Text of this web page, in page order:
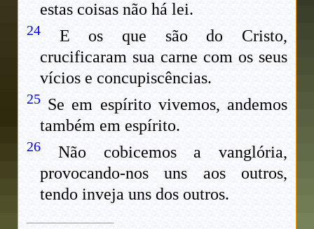
estas coisas não há lei.
24 E os que são do Cristo,
crucificaram sua carne com os seus
vícios e concupiscências.
25 Se em espírito vivemos, andemos
também em espírito.
26 Não cobicemos a vanglória,
provocando-nos uns aos outros,
tendo inveja uns dos outros.